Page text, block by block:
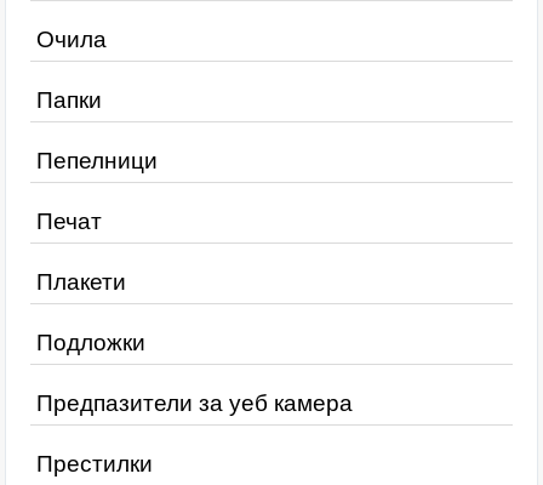
Очила
Папки
Пепелници
Печат
Плакети
Подложки
Предпазители за уеб камера
Престилки